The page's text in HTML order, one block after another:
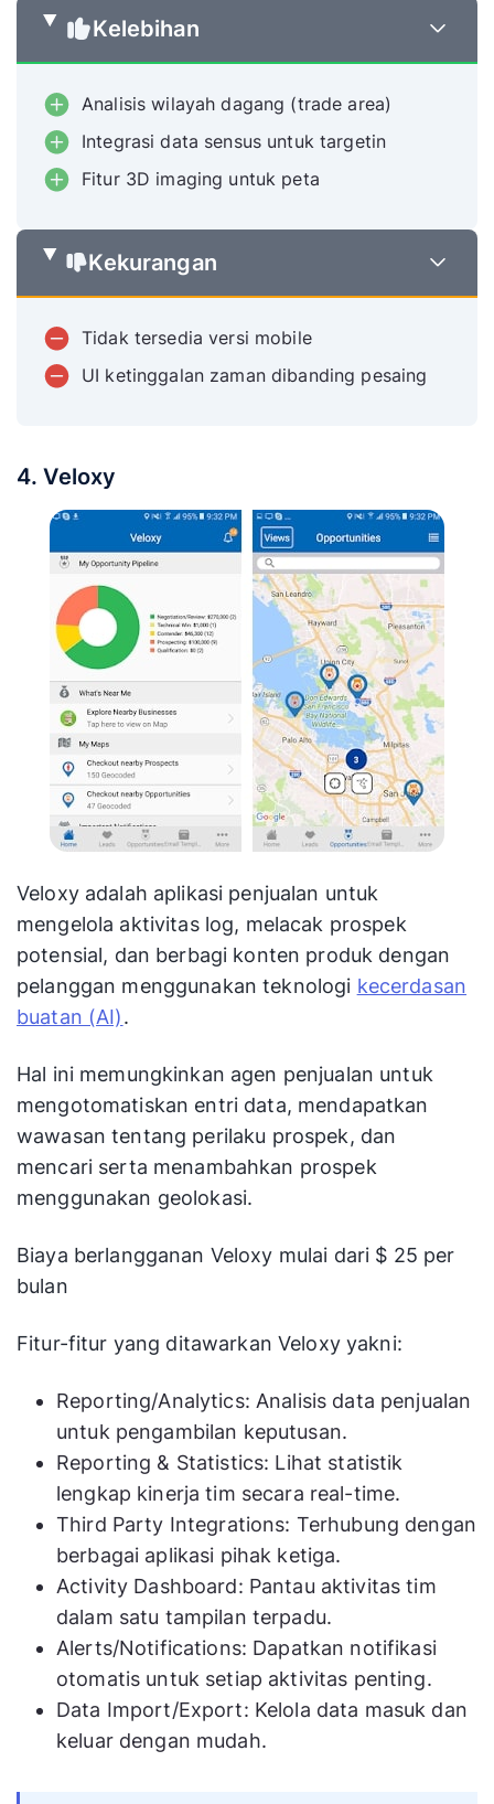
Kelebihan
Analisis wilayah dagang (trade area)
Integrasi data sensus untuk targetin
Fitur 3D imaging untuk peta
Kekurangan
Tidak tersedia versi mobile
UI ketinggalan zaman dibanding pesaing
4. Veloxy
Veloxy adalah aplikasi penjualan untuk
mengelola aktivitas log, melacak prospek
potensial, dan berbagi konten produk dengan
pelanggan menggunakan teknologi kecerdasan
buatan (AI).
Hal ini memungkinkan agen penjualan untuk
mengotomatiskan entri data, mendapatkan
wawasan tentang perilaku prospek, dan
mencari serta menambahkan prospek
menggunakan geolokasi.
Biaya berlangganan Veloxy mulai dari $ 25 per
bulan
Fitur-fitur yang ditawarkan Veloxy yakni:
Reporting/Analytics: Analisis data penjualan
untuk pengambilan keputusan.
Reporting & Statistics: Lihat statistik
lengkap kinerja tim secara real-time.
Third Party Integrations: Terhubung dengan
berbagai aplikasi pihak ketiga.
Activity Dashboard: Pantau aktivitas tim
dalam satu tampilan terpadu.
Alerts/Notifications: Dapatkan notifikasi
otomatis untuk setiap aktivitas penting.
Data Import/Export: Kelola data masuk dan
keluar dengan mudah.